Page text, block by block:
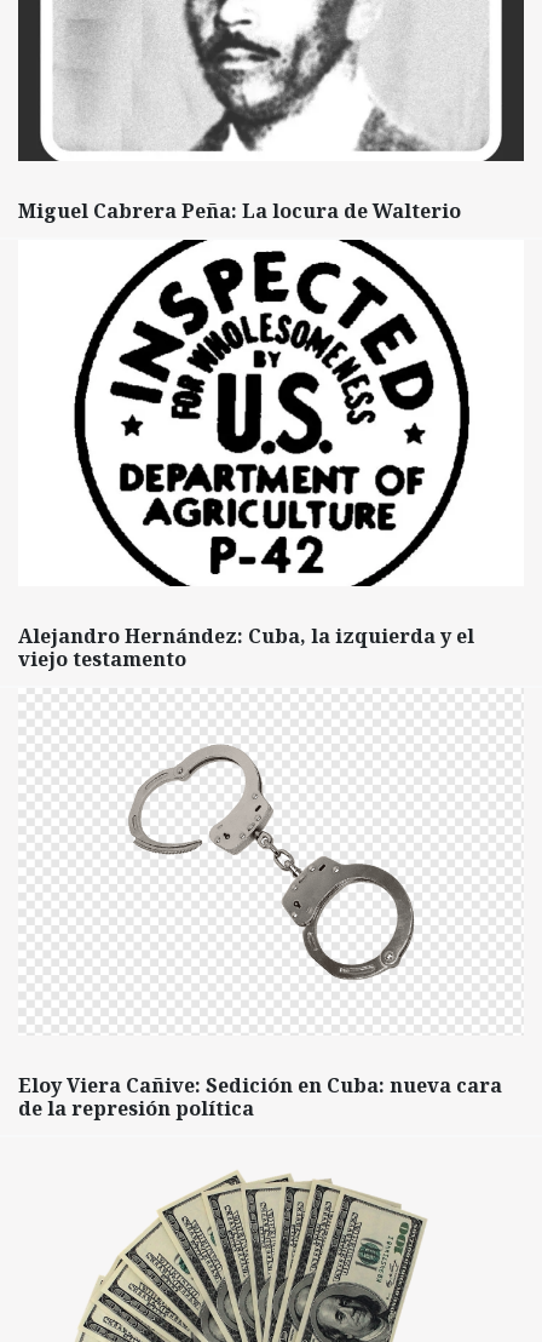
Miguel Cabrera Peña: La locura de Walterio
Alejandro Hernández: Cuba, la izquierda y el
viejo testamento
Eloy Viera Cañive: Sedición en Cuba: nueva cara
de la represión política